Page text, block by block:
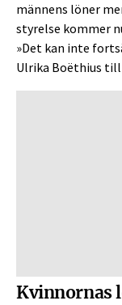
männens löner
styrelse kommer
»Det kan inte
Ulrika Boëthius till
Kvinnornas